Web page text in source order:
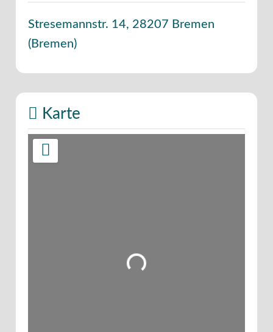
Stresemannstr. 14, 28207 Bremen
(Bremen)
Karte
Wird geladen …